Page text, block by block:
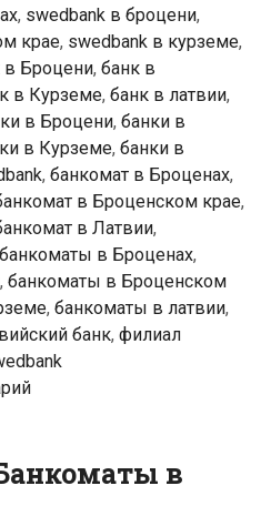
, swedbank в броцени,
крае, swedbank в курземе,
в Броцени, банк в
в Курземе, банк в латвии,
в Броцени, банки в
в Курземе, банки в
, банкомат в Броценах,
в Броценском крае,
в Латвии,
банкоматы в Броценах,
, банкоматы в Броценском
, банкоматы в латвии,
банк, филиал
в